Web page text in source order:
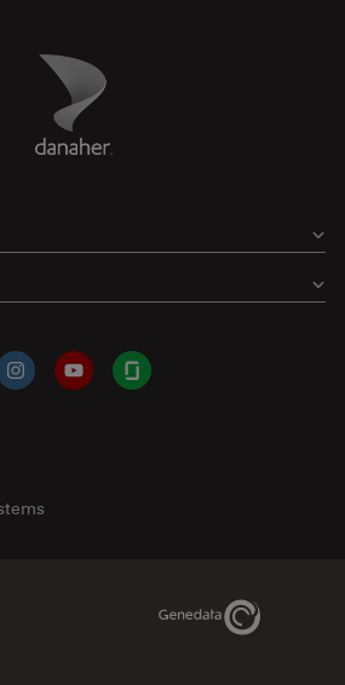
Danaher Logo
InstagramYouTubeGlassdoor
Genedata Link